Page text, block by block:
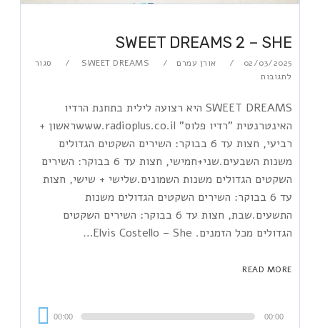
SWEET DREAMS 2 – SHE
02/03/2025 אורן עמרם SWEET DREAMS
סגור
לתגובות
SWEET DREAMS היא רצועה לילית בתחנת הרדיו
האינטרנטית "רדיו פלוס" www.radioplus.co.ilראשון +
רביעי, חצות עד 6 בבוקר: השירים השקטים הגדולים
משנות השבעים.שני+חמישי, חצות עד 6 בבוקר: השירים
השקטים הגדולים משנות השמונים.שלישי + שישי, חצות
עד 6 בבוקר: השירים השקטים הגדולים משנות
התשעים.שבת, חצות עד 6 בבוקר: השירים השקטים
הגדולים מכל הזמנים. Elvis Costello – She…
READ MORE
00:00 00:00